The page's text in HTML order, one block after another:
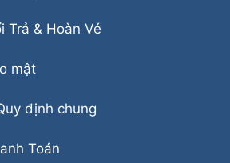
Trả & Hoàn Vé
mật
định chung
Toán